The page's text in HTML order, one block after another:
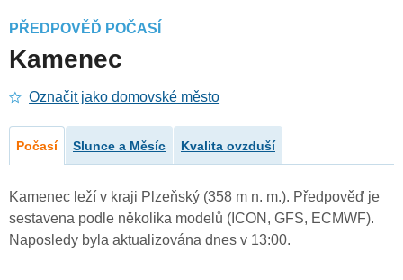
PŘEDPOVĚĎ POČASÍ
Kamenec
Označit jako domovské město
Počasí Slunce a Měsíc Kvalita ovzduší
Kamenec leží v kraji Plzeňský (358 m n. m.). Předpověď je
sestavena podle několika modelů (ICON, GFS, ECMWF).
Naposledy byla aktualizována dnes v 13:00.